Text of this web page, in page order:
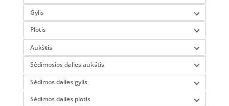
Gylis
Plotis
Aukštis
Sėdimosios dalies aukštis
Sėdimos dalies gylis
Sėdimos dalies plotis